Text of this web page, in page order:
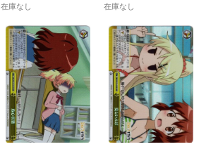
在庫なし 在庫なし